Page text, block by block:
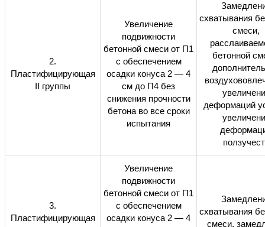
2.
Пластифицирующая
II группы
Увеличение
подвижности
бетонной смеси от П1
с обеспечением
осадки конуса 2 — 4
см до П4 без
снижения прочности
бетона во все сроки
испытания
схватывания
смеси,
бетонной
деформаций
3.
Пластифицирующая
Увеличение
подвижности
бетонной смеси от П1
с обеспечением
осадки конуса 2 — 4
схватывания
смеси,